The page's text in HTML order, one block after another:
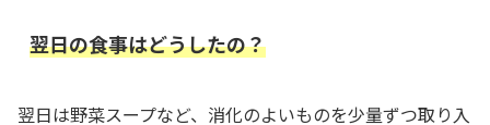
翌日の食事はどうしたの？
翌日は野菜スープなど、消化のよいものを少量ずつ取り入